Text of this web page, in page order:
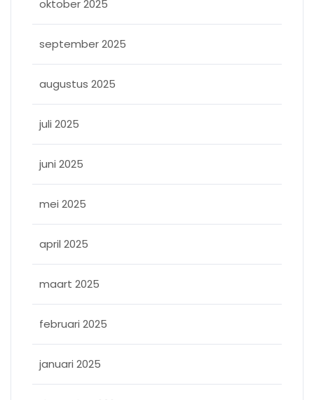
oktober 2025
september 2025
augustus 2025
juli 2025
juni 2025
mei 2025
april 2025
maart 2025
februari 2025
januari 2025